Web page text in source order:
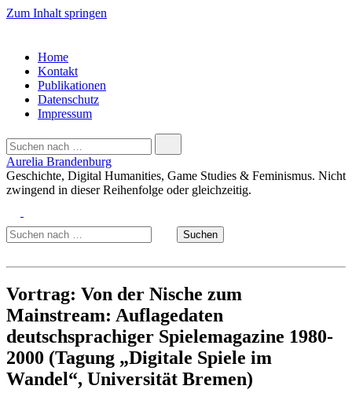
Zum Inhalt springen
Home
Kontakt
Publikationen
Datenschutz
Impressum
Suchen
nach …
Aurelia Brandenburg
Geschichte, Digital Humanities, Game Studies & Feminismus. Nicht
zwingend in dieser Reihenfolge oder gleichzeitig.
Suchen
nach …Suchen
Vortrag: Von der Nische zum
Mainstream: Auflagedaten
deutschsprachiger Spielemagazine 1980-
2000 (Tagung „Digitale Spiele im
Wandel“, Universität Bremen)